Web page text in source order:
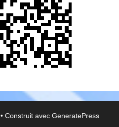
• Construit avec GeneratePress